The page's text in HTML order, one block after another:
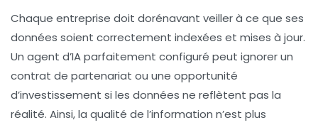
Chaque entreprise doit dorénavant veiller à ce que ses
données soient correctement indexées et mises à jour.
Un agent d’IA parfaitement configuré peut ignorer un
contrat de partenariat ou une opportunité
d’investissement si les données ne reflètent pas la
réalité. Ainsi, la qualité de l’information n’est plus